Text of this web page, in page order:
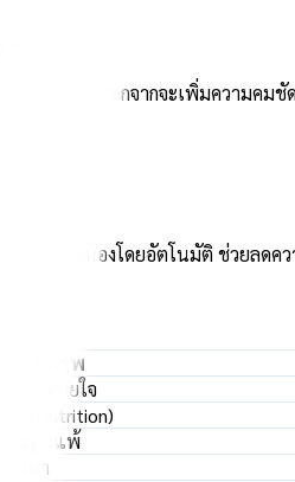
TV
ที่นอกจากจะเพิ่มความคม
สีเพี้ยน
งภายในห้องโดยอัตโนมัติ ช่วยลดค
ายสุขภาพ
งเดินหายใจ
าร (Nutrition)
และภูมิแพ้
วงตา